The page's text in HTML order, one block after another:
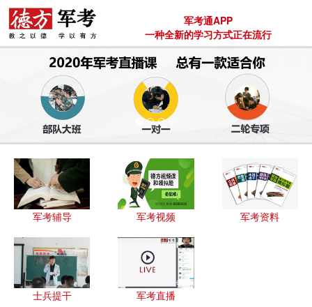
军考通APP
一种全新的学习方式正在流行
军考辅导 军考视频 军考资料
士兵提干 军考直播